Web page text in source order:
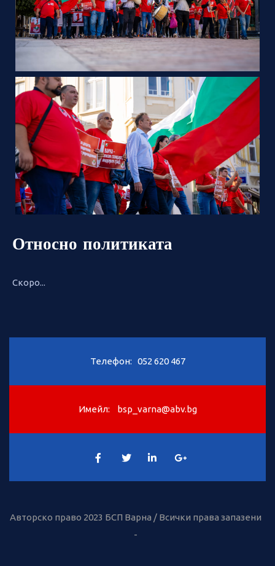
Относно политиката
Скоро...
Телефон: 052 620 467
Имейл: bsp_varna@abv.bg
Авторско право 2023 БСП Варна / Всички права запазени
-